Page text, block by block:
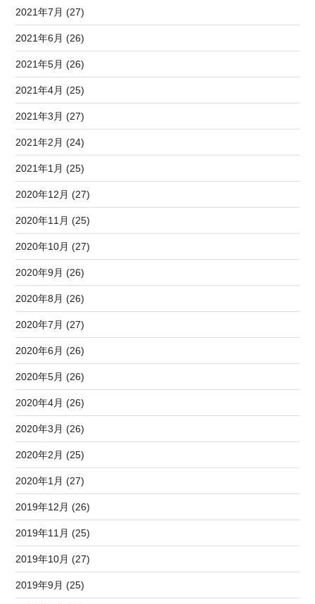
2021年7月 (27)
2021年6月 (26)
2021年5月 (26)
2021年4月 (25)
2021年3月 (27)
2021年2月 (24)
2021年1月 (25)
2020年12月 (27)
2020年11月 (25)
2020年10月 (27)
2020年9月 (26)
2020年8月 (26)
2020年7月 (27)
2020年6月 (26)
2020年5月 (26)
2020年4月 (26)
2020年3月 (26)
2020年2月 (25)
2020年1月 (27)
2019年12月 (26)
2019年11月 (25)
2019年10月 (27)
2019年9月 (25)